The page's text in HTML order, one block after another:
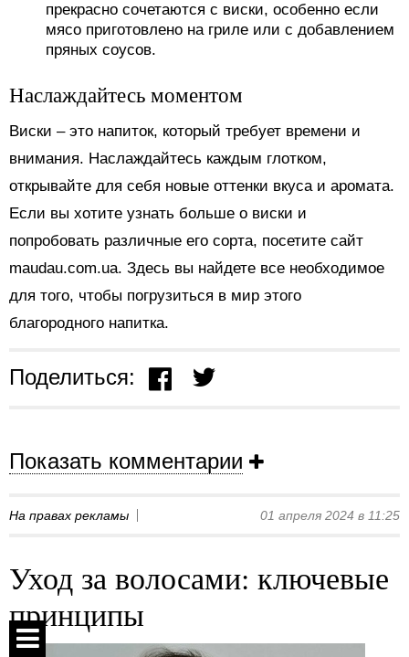
прекрасно сочетаются с виски, особенно если
мясо приготовлено на гриле или с добавлением
пряных соусов.
Наслаждайтесь моментом
Виски – это напиток, который требует времени и
внимания. Наслаждайтесь каждым глотком,
открывайте для себя новые оттенки вкуса и аромата.
Если вы хотите узнать больше о виски и
попробовать различные его сорта, посетите сайт
maudau.com.ua. Здесь вы найдете все необходимое
для того, чтобы погрузиться в мир этого
благородного напитка.
Поделиться:
Показать комментарии
На правах рекламы 01 апреля 2024 в 11:25
Уход за волосами: ключевые
принципы